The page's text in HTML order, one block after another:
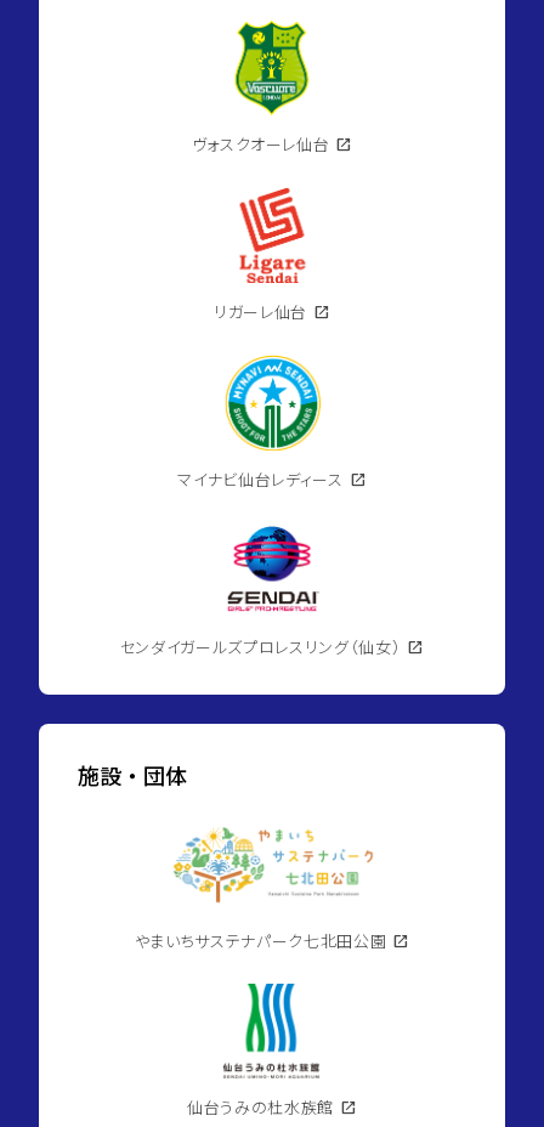
ヴォスクオーレ仙台 open_in_new
リガーレ仙台 open_in_new
マイナビ仙台レディース open_in_new
センダイガールズプロレスリング（仙女） open_in_new
施設・団体
やまいちサステナパーク七北田公園 open_in_new
仙台うみの杜水族館 open_in_new